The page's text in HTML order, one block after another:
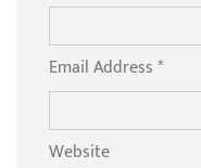
Email Address *
Website